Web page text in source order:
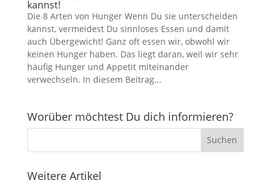
kannst!
Die 8 Arten von Hunger Wenn Du sie unterscheiden
kannst, vermeidest Du sinnloses Essen und damit
auch Übergewicht! Ganz oft essen wir, obwohl wir
keinen Hunger haben. Das liegt daran, weil wir sehr
häufig Hunger und Appetit miteinander
verwechseln. In diesem Beitrag...
Worüber möchtest Du dich informieren?
Weitere Artikel